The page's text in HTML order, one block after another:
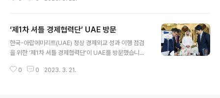
시와 이벤트를 진행합니다. 행사 타이틀인 ‘광화에서 빛;나
이다’는 역대 엑스포 상징물들을 빛나는 조형물로 구현해
보여주면서 2030년 세계박람회 부산 유치를 ‘빈다’는 의
0시까지이며 자세한 내용은 부산세계박람회 공식 홈페이
‘제1차 셔틀 경제협력단’ UAE 방문
한국-아랍에미리트(UAE) 정상 경제외교 성과 이행 점검
을 위한 ‘제1차 셔틀 경제협력단’이 UAE를 방문했습니다.
했습니다. 한국과 UAE는 16일 UAE 인터콘티넨탈 호텔에
0 0 2023. 3. 21.